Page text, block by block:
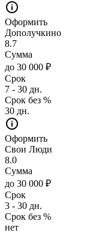
Оформить
Дополучкино
8.7
Сумма
до 30 000 ₽
Срок
7 - 30 дн.
Срок без %
30 дн.
Оформить
Свои Люди
8.0
Сумма
до 30 000 ₽
Срок
3 - 30 дн.
Срок без %
нет